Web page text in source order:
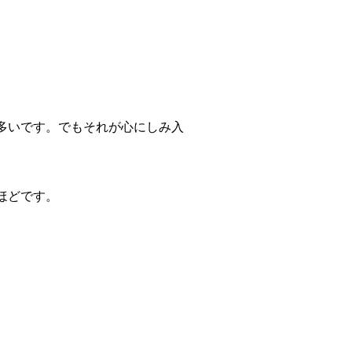
です。でもそれが心にしみ入
です。